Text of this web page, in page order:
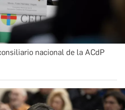
nacional de la ACdP